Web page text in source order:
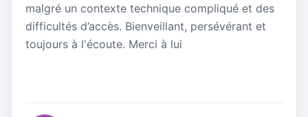
malgré un contexte technique compliqué et des
difficultés d’accès. Bienveillant, persévérant et
toujours à l'écoute. Merci à lui